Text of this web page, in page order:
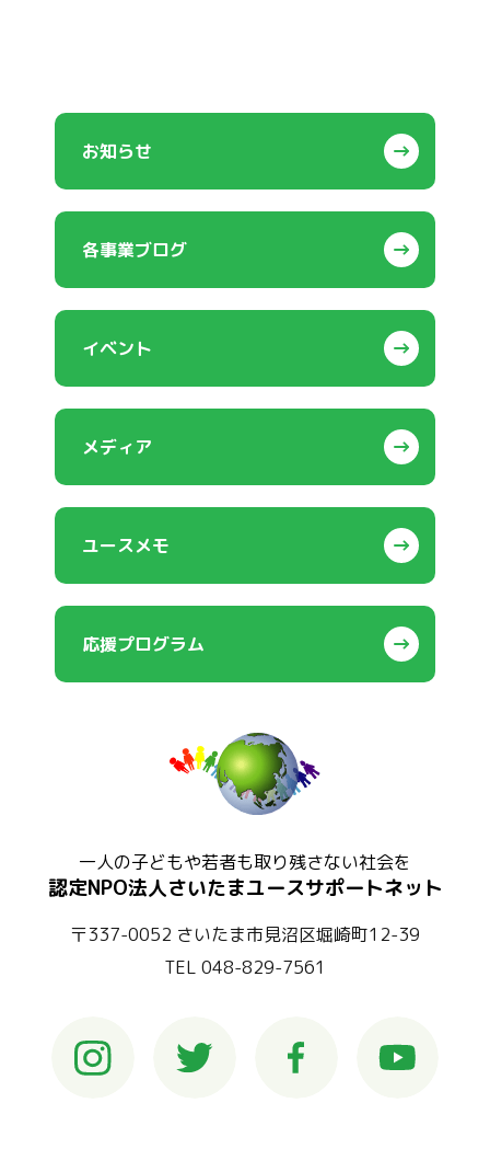
お知らせ
各事業ブログ
イベント
メディア
ユースメモ
応援プログラム
一人の子どもや若者も取り残さない社会を
認定NPO法人さいたまユースサポートネット
〒337-0052 さいたま市見沼区堀崎町12-39
TEL 048-829-7561